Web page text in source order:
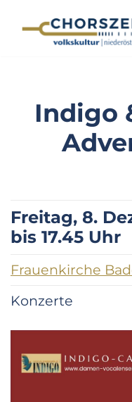
Indigo
Freitag, 8.
bis 17.45 Uhr
Frauenkirche
Konzerte